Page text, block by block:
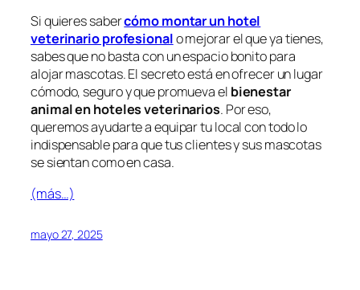
Si quieres sabercómo montar un hotel
veterinario profesionalo mejorar el que ya tienes,
sabes que no basta con un espacio bonito para
alojar mascotas. El secreto está en ofrecer un lugar
cómodo, seguro y que promueva el bienestar
animal en hoteles veterinarios. Por eso,
queremos ayudarte a equipar tu local con todo lo
indispensable para que tus clientes y sus mascotas
se sientan como en casa.
(más…)
mayo 27, 2025